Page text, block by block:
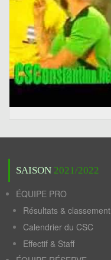
SAISON 2021/2022
ÉQUIPE PRO
Résultats & classement
Calendrier du CSC
Effectif & Staff